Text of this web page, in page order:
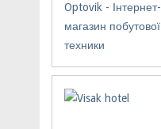
Optovik - Інтернет-
магазин побутової
техники